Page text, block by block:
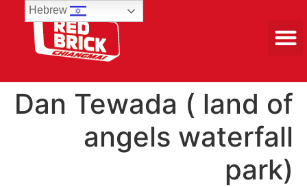
Dan Tewada ( land of
angels waterfall
park)
Hebrew